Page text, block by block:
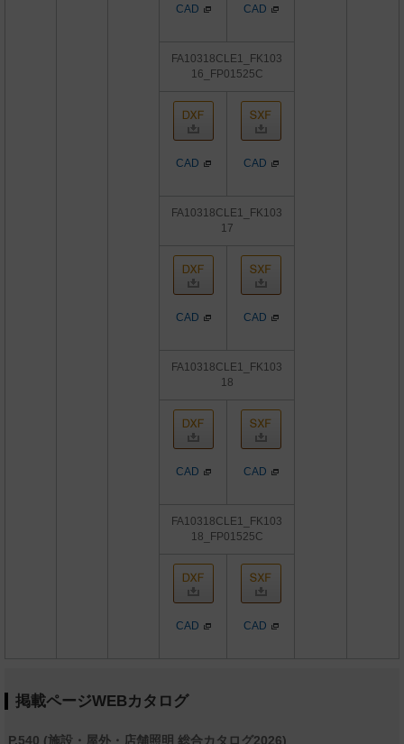
CAD CAD
FA10318CLE1_FK103
16_FP01525C
CAD CAD
FA10318CLE1_FK103
17
CAD CAD
FA10318CLE1_FK103
18
CAD CAD
FA10318CLE1_FK103
18_FP01525C
CAD CAD
掲載ページWEBカタログ
P.540 (施設・屋外・店舗照明 総合カタログ2026)